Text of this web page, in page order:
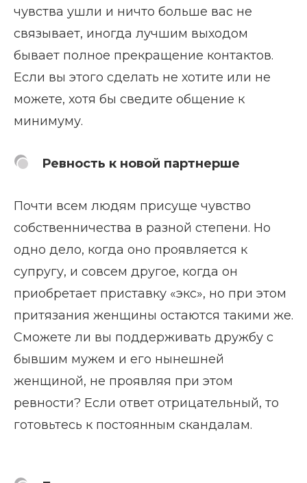
чувства ушли и ничто больше вас не
связывает, иногда лучшим выходом
бывает полное прекращение контактов.
Если вы этого сделать не хотите или не
можете, хотя бы сведите общение к
минимуму.
Ревность к новой партнерше
Почти всем людям присуще чувство
собственничества в разной степени. Но
одно дело, когда оно проявляется к
супругу, и совсем другое, когда он
приобретает приставку «экс», но при этом
притязания женщины остаются такими же.
Сможете ли вы поддерживать дружбу с
бывшим мужем и его нынешней
женщиной, не проявляя при этом
ревности? Если ответ отрицательный, то
готовьтесь к постоянным скандалам.